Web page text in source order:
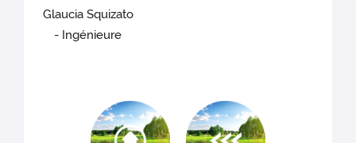
Glaucia Squizato
- Ingénieure